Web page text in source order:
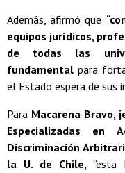
Además, afirmó que
equipos jurídicos,
de todas las
fundamentalpara
el Estado espera de sus
Para Macarena Bravo,
Especializadas en
Discriminación
la U. de Chile, “esta